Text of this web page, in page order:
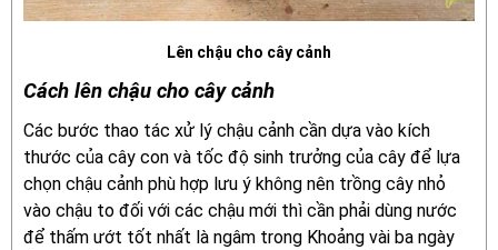
Lên chậu cho cây cảnh
Cách lên chậu cho cây cảnh
Các bước thao tác xử lý chậu cảnh cần dựa vào kích
thước của cây con và tốc độ sinh trưởng của cây để lựa
chọn chậu cảnh phù hợp lưu ý không nên trồng cây nhỏ
vào chậu to đối với các chậu mới thì cần phải dùng nước
để thấm ướt tốt nhất là ngâm trong Khoảng vài ba ngày